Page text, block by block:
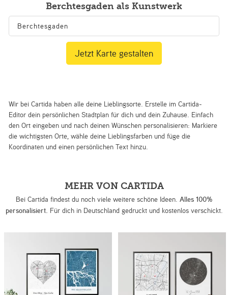
Berchtesgaden als Kunstwerk
Wir bei Cartida haben alle deine Lieblingsorte. Erstelle im Cartida-
Editor dein persönlichen Stadtplan für dich und dein Zuhause. Einfach
den Ort eingeben und nach deinen Wünschen personalisieren: Markiere
die wichtigsten Orte, wähle deine Lieblingsfarben und füge die
Koordinaten und einen persönlichen Text hinzu.
Jetzt Karte gestalten
MEHR VON CARTIDA
Bei Cartida findest du noch viele weitere schöne Ideen. Alles 100%
personalisiert. Für dich in Deutschland gedruckt und kostenlos verschickt.